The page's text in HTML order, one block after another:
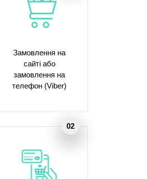
Замовлення на
сайті або
замовлення на
телефон (Viber)